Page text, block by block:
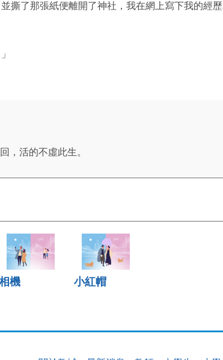
撕了那張紙便離開了神社，我在網上寫下我的經
，活的不虛此生。
機 小紅帽